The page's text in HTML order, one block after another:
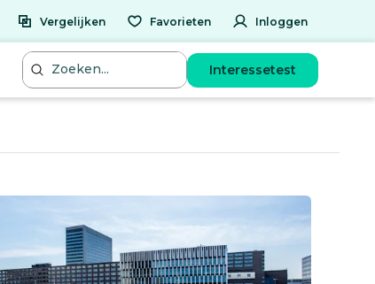
Vergelijken Favorieten Inloggen
Interessetest